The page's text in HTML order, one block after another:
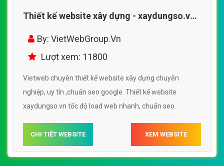
Thiết kế website xây dựng - xaydungso.vn
đẹp, chuyên nghiệp chuẩn SEO
By: VietWebGroup.Vn
Lượt xem: 11800
Vietweb chuyên thiết kế website xây dựng chuyên
nghiệp, uy tín ,chuẩn seo google. Thiết kế website
xaydungso.vn tốc độ load web nhanh, chuẩn seo.
CHI TIẾT WEBSITE XEM WEBSITE